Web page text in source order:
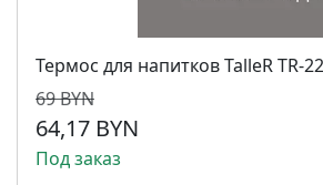
Термос для напитков TalleR TR-
69 BYN
64,17 BYN
Под заказ